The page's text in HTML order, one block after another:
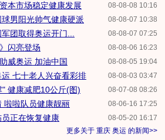
08-08-08 10:16
本市场稳定健康发展
08-08-07 10:38
男阳光帅气健康硬派
08-08-07 07:25
团取得奥运开门...
08-08-06 16:23
闪亮登场
08-08-05 19:04
威奥运 加油中国
08-08-03 03:47
七十老人兴奋看彩排
08-07-08 08:26
健康减肥10公斤(图)
08-06-16 17:25
啦啦队员健康靓丽
08-05-20 16:17
正在恢复健康
更多关于 重庆 奥运 的新闻>>